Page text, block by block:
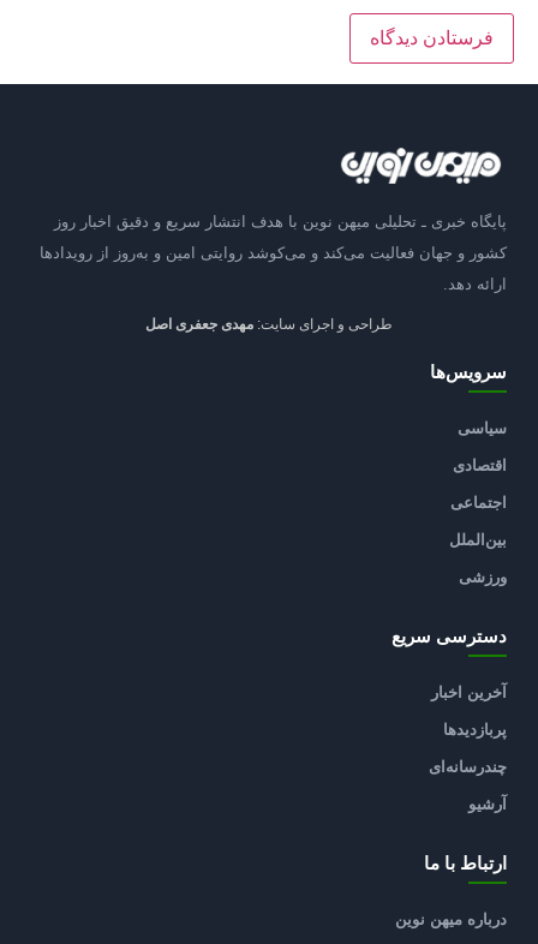
پایگاه خبری ـ تحلیلی میهن نوین با هدف انتشار سریع و دقیق اخبار روز
کشور و جهان فعالیت می‌کند و می‌کوشد روایتی امین و به‌روز از رویدادها
ارائه دهد.
طراحی و اجرای سایت: مهدی جعفری اصل
سرویس‌ها
سیاسی
اقتصادی
اجتماعی
بین‌الملل
ورزشی
دسترسی سریع
آخرین اخبار
پربازدیدها
چندرسانه‌ای
آرشیو
ارتباط با ما
درباره میهن نوین